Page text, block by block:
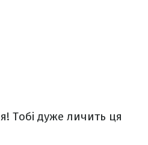
Тобі дуже личить ця